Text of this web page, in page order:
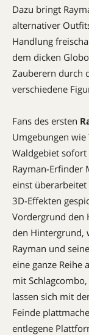
Dazu bringt
alternativer
Handlung
dem dicken
Zauberern durch
verschiedene
Fans des ersten
Umgebungen
Waldgebiet sofort
Rayman-Erfinder
einst
3D-Effekten
Vordergrund den
den Hintergrund,
Rayman und
eine ganze
mit
lassen sich mit
Feinde
entlegene